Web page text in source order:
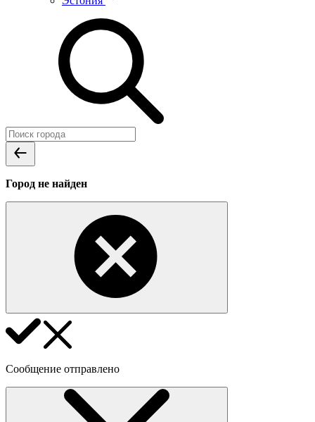
Город не найден
Сообщение отправлено